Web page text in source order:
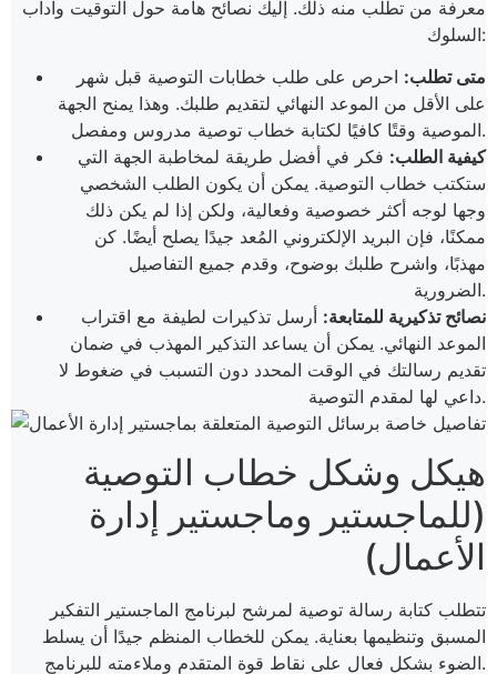
معرفة من تطلب منه ذلك. إليك نصائح هامة حول التوقيت وآداب
السلوك:
متى تطلب: احرص على طلب خطابات التوصية قبل شهر
على الأقل من الموعد النهائي لتقديم طلبك. وهذا يمنح الجهة
الموصية وقتًا كافيًا لكتابة خطاب توصية مدروس ومفصل.
كيفية الطلب: فكر في أفضل طريقة لمخاطبة الجهة التي
ستكتب خطاب التوصية. يمكن أن يكون الطلب الشخصي
وجها لوجه أكثر خصوصية وفعالية، ولكن إذا لم يكن ذلك
ممكنًا، فإن البريد الإلكتروني المُعد جيدًا يصلح أيضًا. كن
مهذبًا، واشرح طلبك بوضوح، وقدم جميع التفاصيل
الضرورية.
نصائح تذكيرية للمتابعة: أرسل تذكيرات لطيفة مع اقتراب
الموعد النهائي. يمكن أن يساعد التذكير المهذب في ضمان
تقديم رسالتك في الوقت المحدد دون التسبب في ضغوط لا
داعي لها لمقدم التوصية.
هيكل وشكل خطاب التوصية
(للماجستير وماجستير إدارة
الأعمال)
تتطلب كتابة رسالة توصية لمرشح لبرنامج الماجستير التفكير
المسبق وتنظيمها بعناية. يمكن للخطاب المنظم جيدًا أن يسلط
الضوء بشكل فعال على نقاط قوة المتقدم وملاءمته للبرنامج.